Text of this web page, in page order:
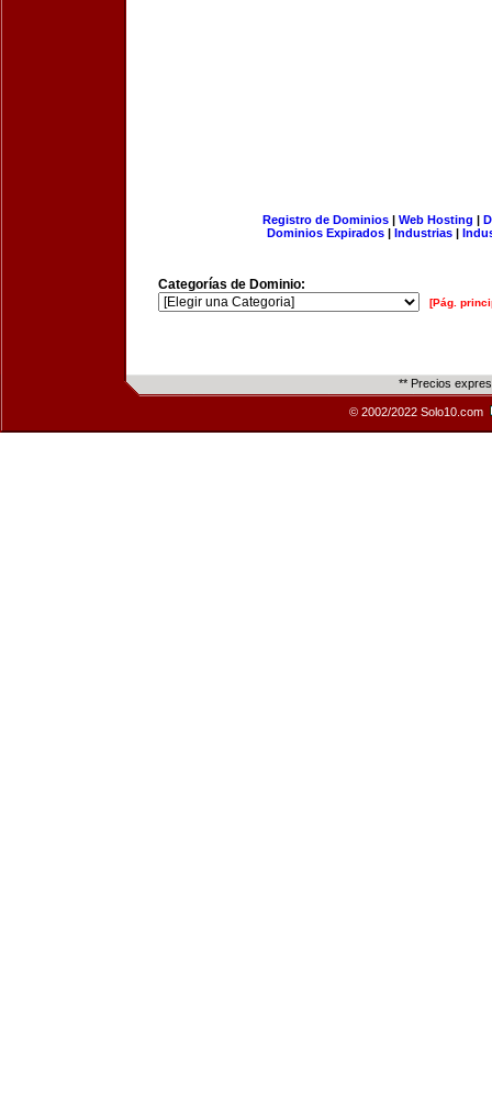
Registro de Dominios| Web Hosting |
Dominios Expirados | Industrias |
Categorías de Dominio:
[Pág.
** Precios
© 2002/2022 Solo10.com